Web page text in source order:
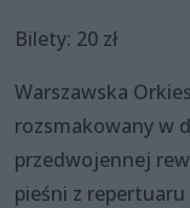
Bilety: 20 zł
Warszawska
rozsmakowany w
przedwojennej
pieśni z